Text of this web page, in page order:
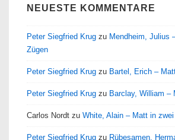
NEUESTE KOMMENTARE
Peter Siegfried Krug zu Mendheim, Julius
Zügen
Peter Siegfried Krug zu Bartel, Erich –
Peter Siegfried Krug zu Barclay, William –
Carlos Nordt zu White, Alain – Matt in
Peter Siegfried Krug zu Rübesamen,